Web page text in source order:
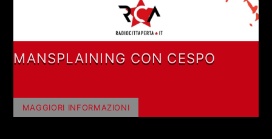
MANSPLAINING CON CESPO
MAGGIORI INFORMAZIONI